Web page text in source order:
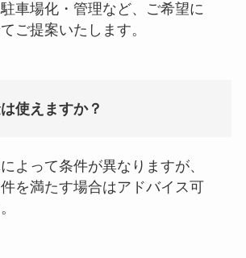
車場化・管理など、ご希望に
ご提案いたします。
使えますか？
よって条件が異なりますが、
を満たす場合はアドバイス可